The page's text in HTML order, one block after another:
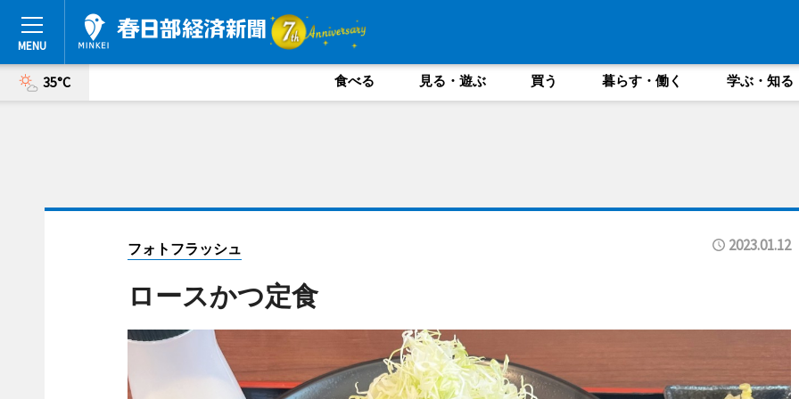
35°C 食べる 見る・遊ぶ 買う 暮らす・働く 学ぶ・知る
フォトフラッシュ 2023.01.12
ロースかつ定食